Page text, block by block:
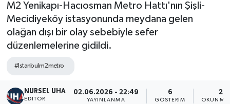
M2 Yenikapı-Hacıosman Metro Hattı'nın Şişli-
Mecidiyeköy istasyonunda meydana gelen
olağan dışı bir olay sebebiyle sefer
düzenlemelerine gidildi.
#Istanbulm2metro
NURSEL UHA
EDITÖR
02.06.2026 - 22:49
YAYINLANMA
6
GÖSTERIM
2
OKUNMA
Spor
Yaşam
Tüm Manşetler
Son Dakika Haberleri
Haber Arşivi